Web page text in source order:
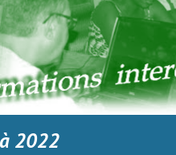
à 2022